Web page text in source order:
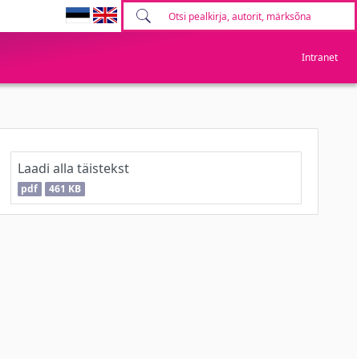
Intranet
Laadi alla täistekst
pdf 461 KB